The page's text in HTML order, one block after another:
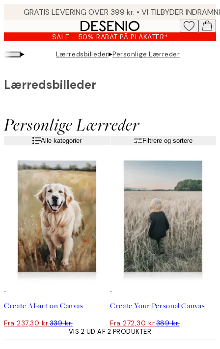
content.
SALE - 50% RABAT PÅ PLAKATER*
▸ Lærredsbilleder▸Personlige Lærreder
Personlige Lærreder
Lærredsbilleder
Alle kategorier Filtrere og sortere
Create AI-art on Canvas
Fra 237,30 kr.339 kr.
Create Your Personal Canvas
Fra 272,30 kr.389 kr.
VIS 2 UD AF 2 PRODUKTER